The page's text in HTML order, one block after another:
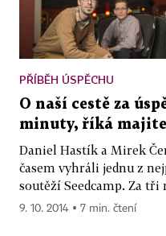
PŘÍBĚH ÚSPĚCHU
O naší cestě za
minuty, říká
Daniel Hastík a Mirek
časem vyhráli jednu z
soutěží Seedcamp. Za
9. 10. 2014 ▪ 7 min. čtení